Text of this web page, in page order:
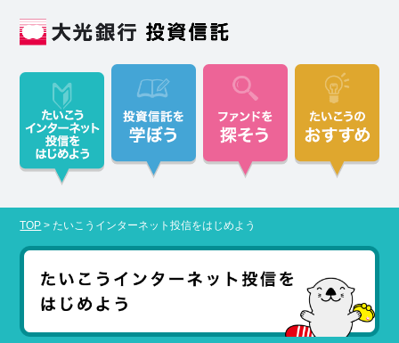
TOP >たいこうインターネット投信をはじめよう